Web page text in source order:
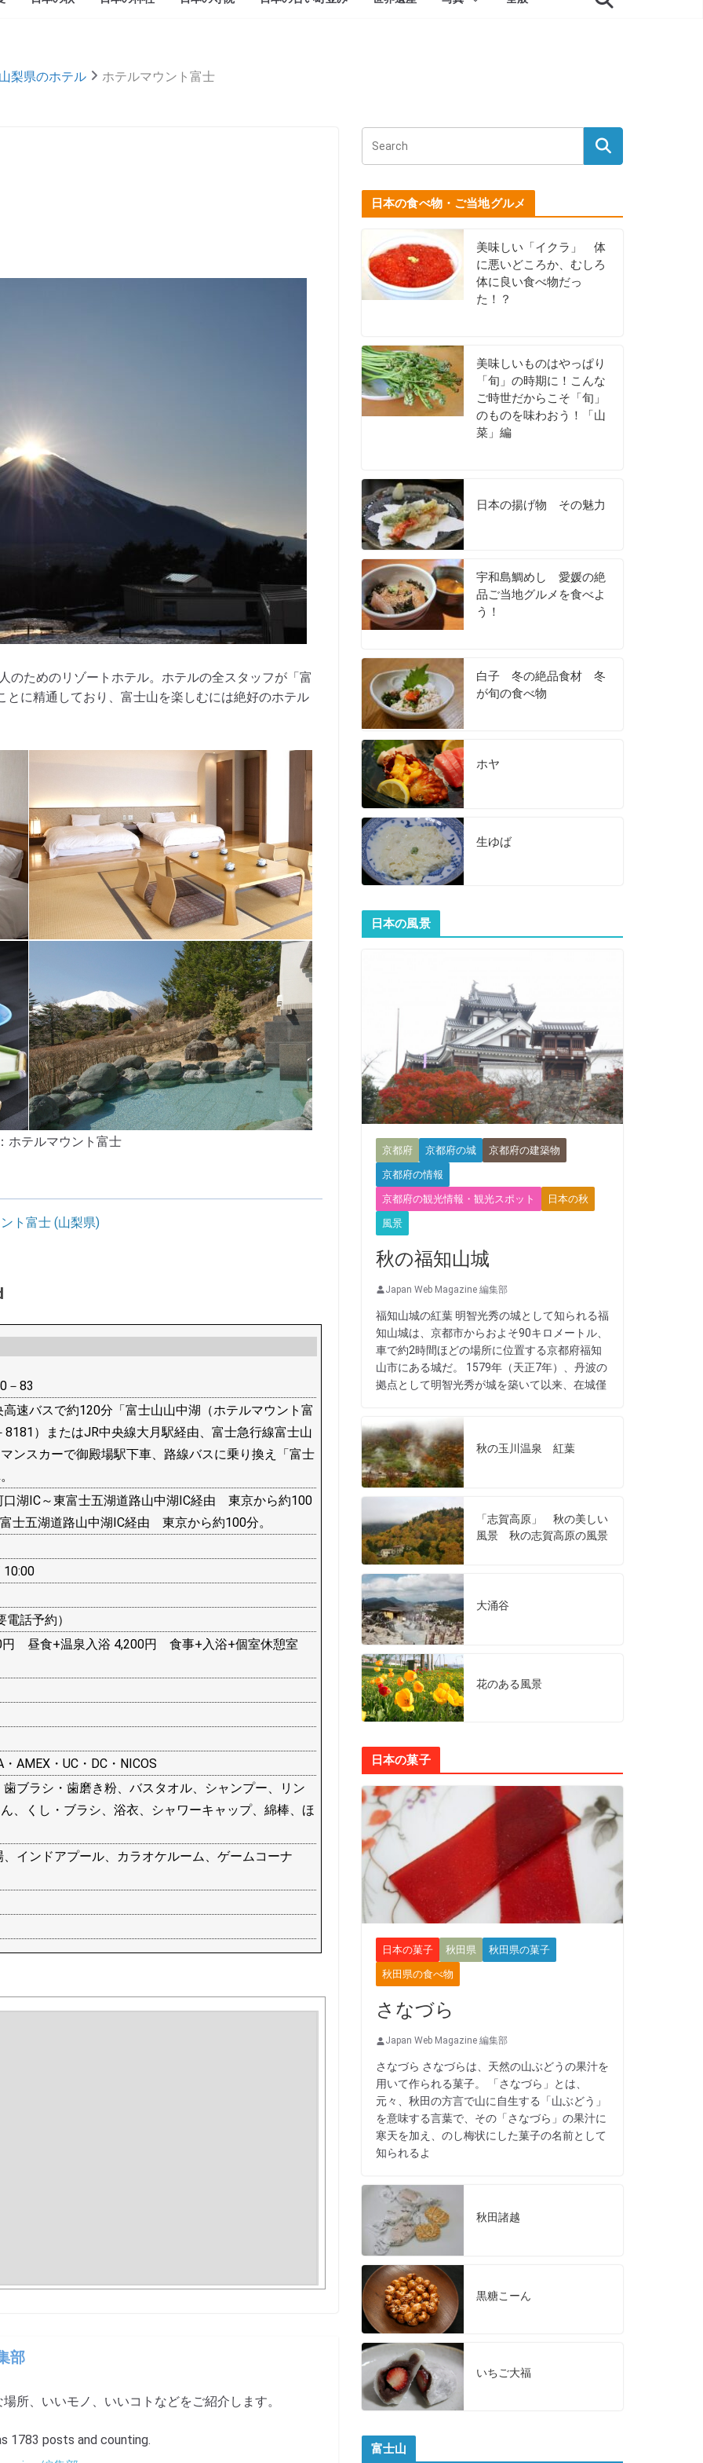
梨県のホテル ホテルマウント富士
のためのリゾートホテル。ホテルの全スタッフが「富
に精通しており、富士山を楽しむには絶好のホテル
ホテルマウント富士
ト富士 (山梨県)
－83
速バスで約120分「富士山山中湖（ホテルマウント富
）またはJR中央線大月駅経由、富士急行線富士山
ンスカーで御殿場駅下車、路線バスに乗り換え「富士
口湖IC～東富士五湖道路山中湖IC経由 東京から約100
士五湖道路山中湖IC経由 東京から約100分。
10:00
話予約）
昼食+温泉入浴 4,200円 食事+入浴+個室休憩室
AMEX・UC・DC・NICOS
ブラシ・歯磨き粉、バスタオル、シャンプー、リン
、くし・ブラシ、浴衣、シャワーキャップ、綿棒、ほ
インドアプール、カラオケルーム、ゲームコーナ
部
所、いいモノ、いいコトなどをご紹介します。
1783 posts and counting.
日本の食べ物・ご当地グルメ
美味しい「イクラ」 体
に悪いどころか、むしろ
体に良い食べ物だっ
た！？
美味しいものはやっぱり
「旬」の時期に！こんな
ご時世だからこそ「旬」
のものを味わおう！「山
菜」編
日本の揚げ物 その魅力
宇和島鯛めし 愛媛の絶
品ご当地グルメを食べよ
う！
白子 冬の絶品食材 冬
が旬の食べ物
ホヤ
生ゆば
日本の風景
京都府 京都府の城 京都府の建築物
京都府の情報
京都府の観光情報・観光スポット 日本の秋
風景
秋の福知山城
Japan Web Magazine 編集部
福知山城の紅葉 明智光秀の城として知られる福
知山城は、京都市からおよそ90キロメートル、
車で約2時間ほどの場所に位置する京都府福知
山市にある城だ。 1579年（天正7年）、丹波の
拠点として明智光秀が城を築いて以来、在城僅
秋の玉川温泉 紅葉
「志賀高原」 秋の美しい
風景 秋の志賀高原の風景
大涌谷
花のある風景
日本の菓子
日本の菓子 秋田県 秋田県の菓子
秋田県の食べ物
さなづら
Japan Web Magazine 編集部
さなづら さなづらは、天然の山ぶどうの果汁を
用いて作られる菓子。 「さなづら」とは、
元々、秋田の方言で山に自生する「山ぶどう」
を意味する言葉で、その「さなづら」の果汁に
寒天を加え、のし梅状にした菓子の名前として
知られるよ
秋田諸越
黒糖こーん
いちご大福
富士山